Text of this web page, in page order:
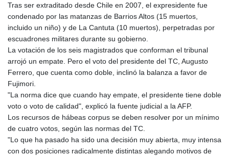
Tras ser extraditado desde Chile en 2007, el expresidente fue
condenado por las matanzas de Barrios Altos (15 muertos,
incluido un niño) y de La Cantuta (10 muertos), perpetradas por
escuadrones militares durante su gobierno.
La votación de los seis magistrados que conforman el tribunal
arrojó un empate. Pero el voto del presidente del TC, Augusto
Ferrero, que cuenta como doble, inclinó la balanza a favor de
Fujimori.
"La norma dice que cuando hay empate, el presidente tiene doble
voto o voto de calidad", explicó la fuente judicial a la AFP.
Los recursos de hábeas corpus se deben resolver por un mínimo
de cuatro votos, según las normas del TC.
"Lo que ha pasado ha sido una decisión muy abierta, muy intensa
con dos posiciones radicalmente distintas alegando motivos de